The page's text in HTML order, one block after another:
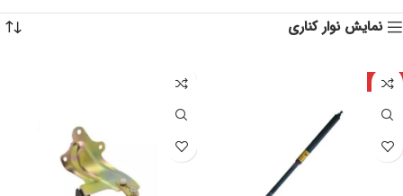
نمایش نوار کناری
ژاپن